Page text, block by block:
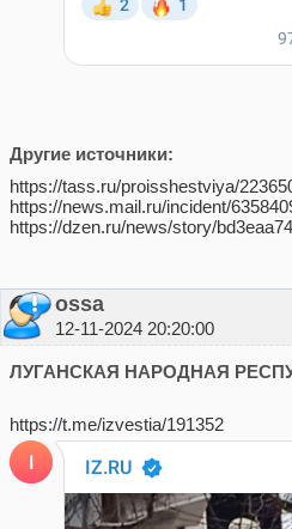
Другие источники:
https://tass.ru/proisshestviya/
https://news.mail.ru/incident/
https://dzen.ru/news/story/
ossa
12-11-2024 20:20:00
ЛУГАНСКАЯ НАРОДНАЯ
https://t.me/izvestia/191352